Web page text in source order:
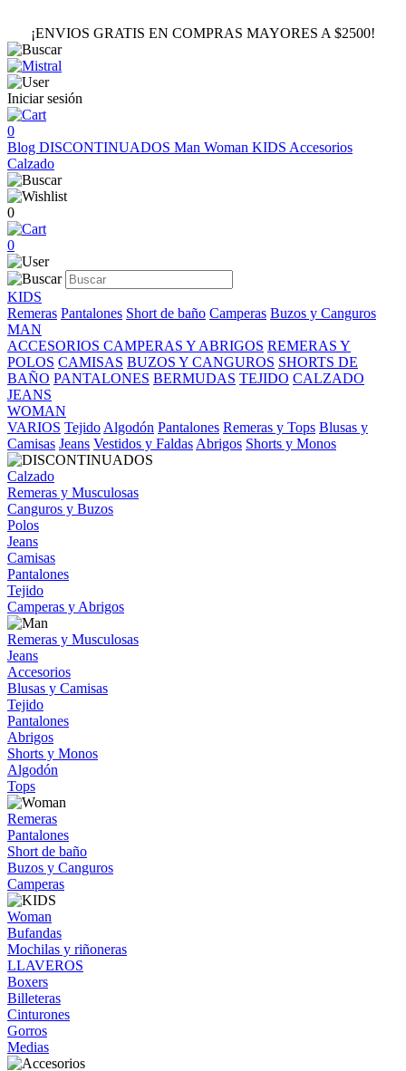
¡ENVIOS GRATIS EN COMPRAS MAYORES A $2500!
Iniciar sesión
0
Blog DISCONTINUADOS Man Woman KIDS Accesorios
Calzado
0
0
KIDS
Remeras Pantalones Short de baño Camperas Buzos y Canguros
MAN
ACCESORIOS CAMPERAS Y ABRIGOS REMERAS Y
POLOS CAMISAS BUZOS Y CANGUROS SHORTS DE
BAÑO PANTALONES BERMUDAS TEJIDO CALZADO
JEANS
WOMAN
VARIOS Tejido Algodón Pantalones Remeras y Tops Blusas y
Camisas Jeans Vestidos y Faldas Abrigos Shorts y Monos
Calzado
Remeras y Musculosas
Canguros y Buzos
Polos
Jeans
Camisas
Pantalones
Tejido
Camperas y Abrigos
Remeras y Musculosas
Jeans
Accesorios
Blusas y Camisas
Tejido
Pantalones
Abrigos
Shorts y Monos
Algodón
Tops
Remeras
Pantalones
Short de baño
Buzos y Canguros
Camperas
Woman
Bufandas
Mochilas y riñoneras
LLAVEROS
Boxers
Billeteras
Cinturones
Gorros
Medias